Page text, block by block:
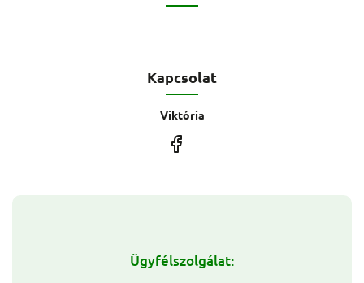
Ügyfélszolgálat:
Kapcsolat
Viktória